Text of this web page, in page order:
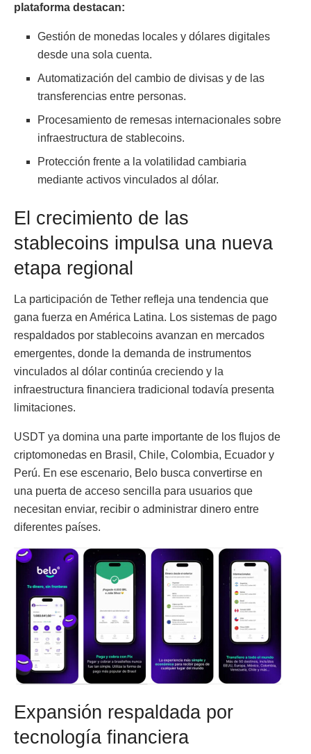
plataforma destacan:
Gestión de monedas locales y dólares digitales
desde una sola cuenta.
Automatización del cambio de divisas y de las
transferencias entre personas.
Procesamiento de remesas internacionales sobre
infraestructura de stablecoins.
Protección frente a la volatilidad cambiaria
mediante activos vinculados al dólar.
El crecimiento de las
stablecoins impulsa una nueva
etapa regional
La participación de Tether refleja una tendencia que
gana fuerza en América Latina. Los sistemas de pago
respaldados por stablecoins avanzan en mercados
emergentes, donde la demanda de instrumentos
vinculados al dólar continúa creciendo y la
infraestructura financiera tradicional todavía presenta
limitaciones.
USDT ya domina una parte importante de los flujos de
criptomonedas en Brasil, Chile, Colombia, Ecuador y
Perú. En ese escenario, Belo busca convertirse en
una puerta de acceso sencilla para usuarios que
necesitan enviar, recibir o administrar dinero entre
diferentes países.
Expansión respaldada por
tecnología financiera